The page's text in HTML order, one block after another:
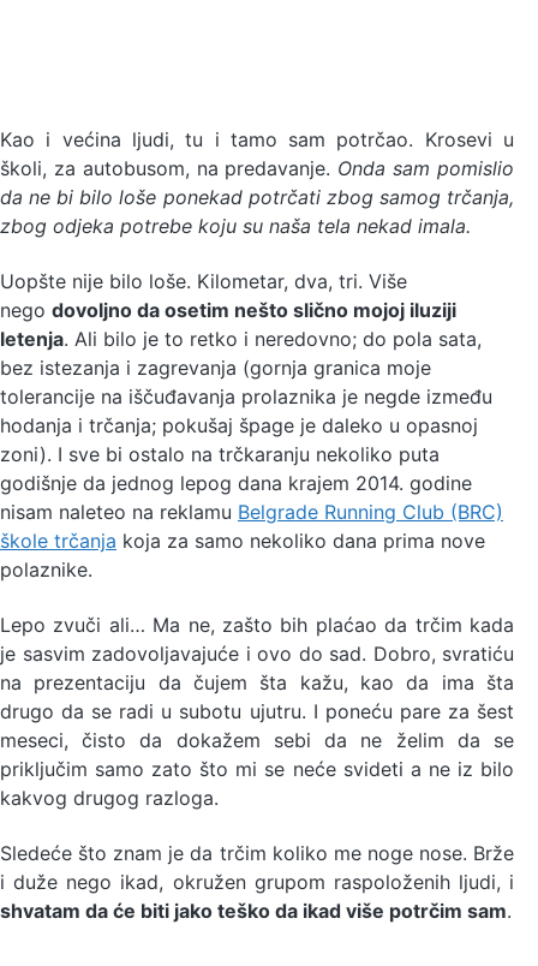
Kao i većina ljudi, tu i tamo sam potrčao. Krosevi u
školi, za autobusom, na predavanje. Onda sam pomislio
da ne bi bilo loše ponekad potrčati zbog samog trčanja,
zbog odjeka potrebe koju su naša tela nekad imala.
Uopšte nije bilo loše. Kilometar, dva, tri. Više
nego dovoljno da osetim nešto slično mojoj iluziji
letenja. Ali bilo je to retko i neredovno; do pola sata,
bez istezanja i zagrevanja (gornja granica moje
tolerancije na iščuđavanja prolaznika je negde između
hodanja i trčanja; pokušaj špage je daleko u opasnoj
zoni). I sve bi ostalo na trčkaranju nekoliko puta
godišnje da jednog lepog dana krajem 2014. godine
nisam naleteo na reklamu Belgrade Running Club (BRC)
škole trčanja koja za samo nekoliko dana prima nove
polaznike.
Lepo zvuči ali… Ma ne, zašto bih plaćao da trčim kada
je sasvim zadovoljavajuće i ovo do sad. Dobro, svratiću
na prezentaciju da čujem šta kažu, kao da ima šta
drugo da se radi u subotu ujutru. I poneću pare za šest
meseci, čisto da dokažem sebi da ne želim da se
priključim samo zato što mi se neće svideti a ne iz bilo
kakvog drugog razloga.
Sledeće što znam je da trčim koliko me noge nose. Brže
i duže nego ikad, okružen grupom raspoloženih ljudi, i
shvatam da će biti jako teško da ikad više potrčim sam.